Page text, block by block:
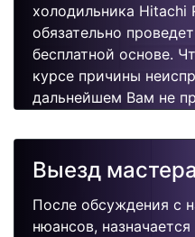
холодильника Hitachi
обязательно
бесплатной основе.
курсе причины
дальнейшем Вам не
поломок.
Выезд
После обсуждения с
нюансов,